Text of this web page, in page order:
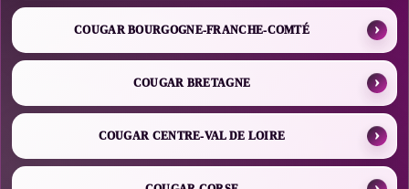
COUGAR BOURGOGNE-FRANCHE-COMTÉ
COUGAR BRETAGNE
COUGAR CENTRE-VAL DE LOIRE